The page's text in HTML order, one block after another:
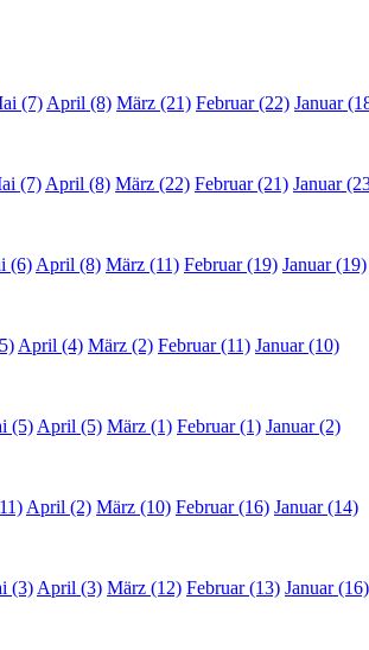
(7) April (8) März (21) Februar (22) Januar
(7) April (8) März (22) Februar (21) Januar
(6) April (8) März (11) Februar (19) Januar (19)
April (4) März (2) Februar (11) Januar (10)
(5) April (5) März (1) Februar (1) Januar (2)
April (2) März (10) Februar (16) Januar (14)
(3) April (3) März (12) Februar (13) Januar (16)